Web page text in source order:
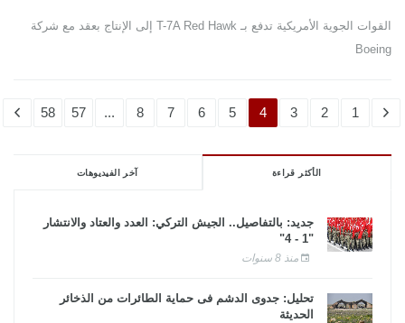
القوات الجوية الأمريكية تدفع بـ T-7A Red Hawk إلى الإنتاج بعقد مع شركة
Boeing
1
2
3
4
5
6
7
8
...
57
58
الأكثر قراءة آخر الفيديوهات
جديد: بالتفاصيل.. الجيش التركي: العدد والعتاد والانتشار
"1 - 4"
منذ 8 سنوات
تحليل: جدوى الدشم فى حماية الطائرات من الذخائر
الحديثة